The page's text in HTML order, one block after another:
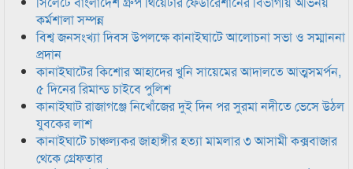
কর্মশালা সম্পন্ন
বিশ্ব জনসংখ্যা দিবস উপলক্ষে কানাইঘাটে আলোচনা সভা ও সম্মাননা
প্রদান
কানাইঘাটের কিশোর আহাদের খুনি সায়েমের আদালতে আত্মসমর্পন,
৫ দিনের রিমান্ড চাইবে পুলিশ
কানাইঘাট রাজাগঞ্জে নিখোঁজের দুই দিন পর সুরমা নদীতে ভেসে উঠল
যুবকের লাশ
কানাইঘাটে চাঞ্চল্যকর জাহাঙ্গীর হত্যা মামলার ৩ আসামী কক্সবাজার
থেকে গ্রেফতার